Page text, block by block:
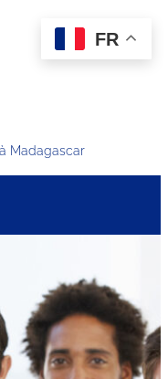
Madagascar
FR